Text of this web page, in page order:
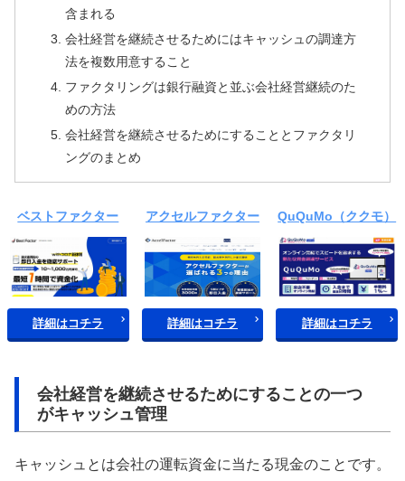
含まれる
会社経営を継続させるためにはキャッシュの調達方
法を複数用意すること
ファクタリングは銀行融資と並ぶ会社経営継続のた
めの方法
会社経営を継続させるためにすることとファクタリ
ングのまとめ
ベストファクター
詳細はコチラ
アクセルファクター
詳細はコチラ
QuQuMo（ククモ）
詳細はコチラ
会社経営を継続させるためにすることの一つ
がキャッシュ管理
キャッシュとは会社の運転資金に当たる現金のことです。